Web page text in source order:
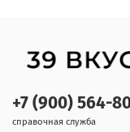
+7 (900) 564-
справочная служба